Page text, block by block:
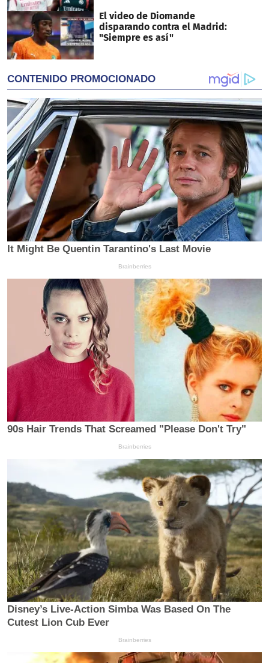
El video de Diomande
disparando contra el Madrid:
"Siempre es así"